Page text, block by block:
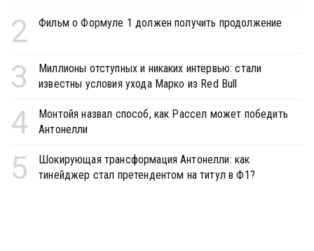
2 Фильм о Формуле 1 должен получить продолжение
3
Миллионы отступных и никаких интервью: стали
известны условия ухода Марко из Red Bull
4
Монтойя назвал способ, как Рассел может победить
Антонелли
5
Шокирующая трансформация Антонелли: как
тинейджер стал претендентом на титул в Ф1?